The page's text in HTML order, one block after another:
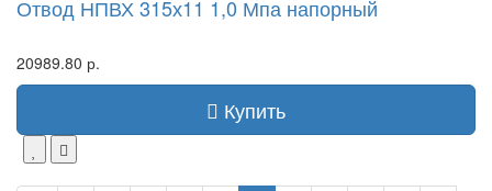
Отвод НПВХ 315х11 1,0 Мпа напорный
20989.80 р.
Купить